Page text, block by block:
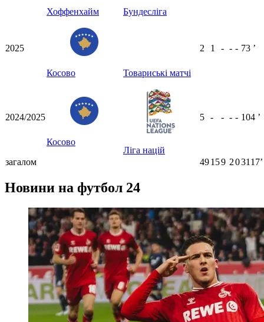
Хоффенхайм Бундесліга
2025
Косово Товариські матчі
2 1 - - - 73 ʼ
2024/2025
Косово
Ліга націй
5 - - - - 104 ʼ
загалом 49159 203117ʼ
Новини на футбол 24